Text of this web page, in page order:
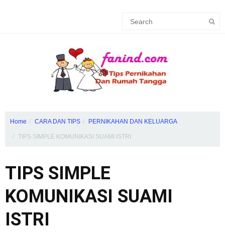
Home CARA DAN TIPS PERNIKAHAN DAN KELUARGA
TIPS SIMPLE KOMUNIKASI SUAMI ISTRI
TIPS SIMPLE
KOMUNIKASI SUAMI
ISTRI